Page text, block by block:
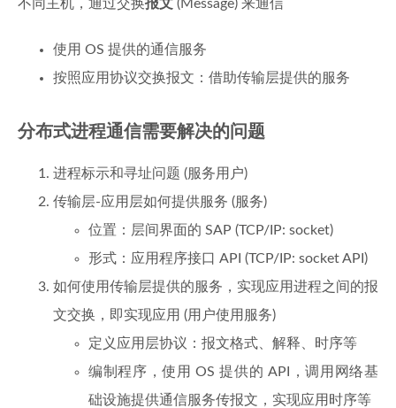
不同主机，通过交换报文 (Message) 来通信
使用 OS 提供的通信服务
按照应用协议交换报文：借助传输层提供的服务
分布式进程通信需要解决的问题
进程标示和寻址问题 (服务用户)
传输层-应用层如何提供服务 (服务)
位置：层间界面的 SAP (TCP/IP: socket)
形式：应用程序接口 API (TCP/IP: socket API)
如何使用传输层提供的服务，实现应用进程之间的报
文交换，即实现应用 (用户使用服务)
定义应用层协议：报文格式、解释、时序等
编制程序，使用 OS 提供的 API，调用网络基
础设施提供通信服务传报文，实现应用时序等